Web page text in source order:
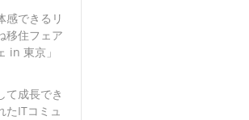
感できるリ
移住フェア
in 東京」
て成長でき
ITコミュ